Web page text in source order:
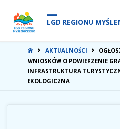
LGD REGIONU
STRONA
GŁÓWNA
AKTUALNOŚCI
WNIOSKÓW O POWIERZENIE
INFRASTRUKTURA
EKOLOGICZNA